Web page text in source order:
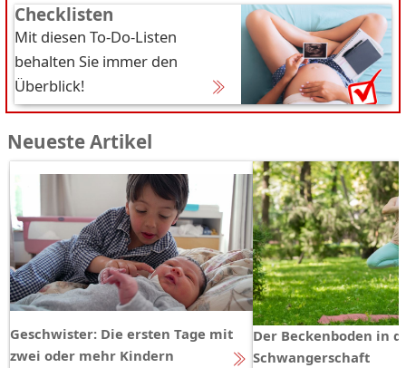
Checklisten
Mit diesen To-Do-Listen
behalten Sie immer den
Überblick!
Neueste Artikel
Geschwister: Die ersten Tage mit
zwei oder mehr Kindern
Der Beckenboden in
Schwangerschaft